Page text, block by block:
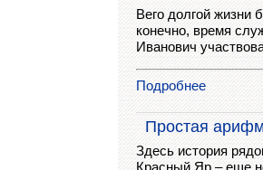
Вего долгой жизни
конечно, время
Иванович
Подробнее
Простая
Здесь история